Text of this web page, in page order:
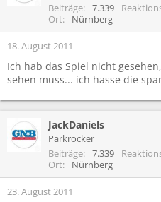
Beiträge
7.339
Ort
Nürnberg
18. August 2011
Ich hab das Spiel nicht
sehen muss... ich hasse die
JackDaniels
Parkrocker
Beiträge
7.339
Ort
Nürnberg
23. August 2011